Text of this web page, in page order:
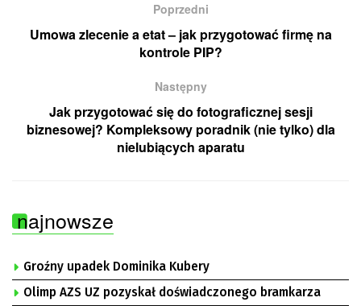
Poprzedni
Umowa zlecenie a etat – jak przygotować firmę na
kontrole PIP?
Następny
Jak przygotować się do fotograficznej sesji
biznesowej? Kompleksowy poradnik (nie tylko) dla
nielubiących aparatu
najnowsze
Groźny upadek Dominika Kubery
Olimp AZS UZ pozyskał doświadczonego bramkarza